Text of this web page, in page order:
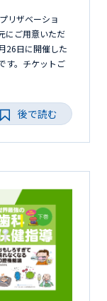
リザベーショ
にご用意いただ
26日に開催した
す。チケットご
後で読む